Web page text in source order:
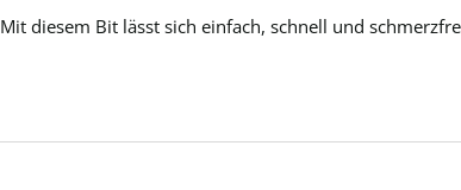
Mit diesem Bit lässt sich einfach, schnell und